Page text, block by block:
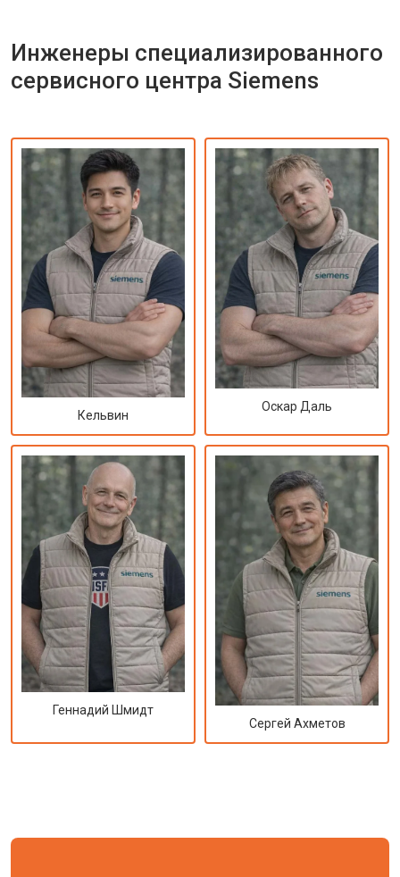
Инженеры специализированного
сервисного центра Siemens
Кельвин
Оскар Даль
Геннадий Шмидт
Сергей Ахметов